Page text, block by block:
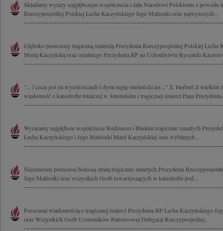
Składamy wyrazy najgłębszego współczucia i żalu Narodowi Polskiemu z powodu
Rzeczypospolitej Polskiej Lecha Kaczyńskiego Jego Małżonki oraz najwyższych...
Głęboko poruszony tragiczną śmiercią Prezydenta Rzeczypospolitej Polskiej Lecha
Marią Kaczyńską oraz ostatniego Prezydenta RP na Uchodźstwie Ryszarda
"... i cisza jest na wysokościach i dymi mgłą smoleński las..." Z. Herbert Z wielkim
wiadomość o katastrofie lotniczej w Smoleńsku i tragicznej śmierci Pana
Wyrażamy najgłębsze współczucie Rodzinom i Bliskim tragicznie zmarłych
Lecha Kaczyńskiego i Jego Małżonki Marii Kaczyńskiej oraz wybitnych...
Niezmiernie poruszeni bolesną stratą tragicznie zmarłych Prezydenta
Jego Małżonki oraz wszystkich Osób towarzyszących w katastrofie pod...
Poruszeni wiadomością o tragicznej śmierci Prezydenta RP Lecha Kaczyńskiego
oraz Wszystkich Osób Uczestników Państwowej Delegacji Rzeczypospolitej...